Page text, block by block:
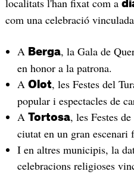
com una celebració
A Berga, la Gala de
en honor a la patrona.
A Olot, les Festes del
popular i espectacles de
A Tortosa, les Festes
ciutat en un gran escenari
I en altres municipis, la
celebracions religioses